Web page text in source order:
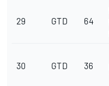
29 GTD 64
30 GTD 36